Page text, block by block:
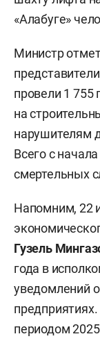
«Алабуге»
Министр
провели 1 755
на
нарушителям
Всего с
смертельных
Напомним, 22
Гузель
года в
уведомлений
периодом